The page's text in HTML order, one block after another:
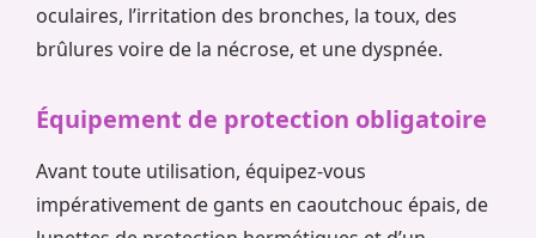
oculaires, l’irritation des bronches, la toux, des
brûlures voire de la nécrose, et une dyspnée.
Équipement de protection obligatoire
Avant toute utilisation, équipez-vous
impérativement de gants en caoutchouc épais, de